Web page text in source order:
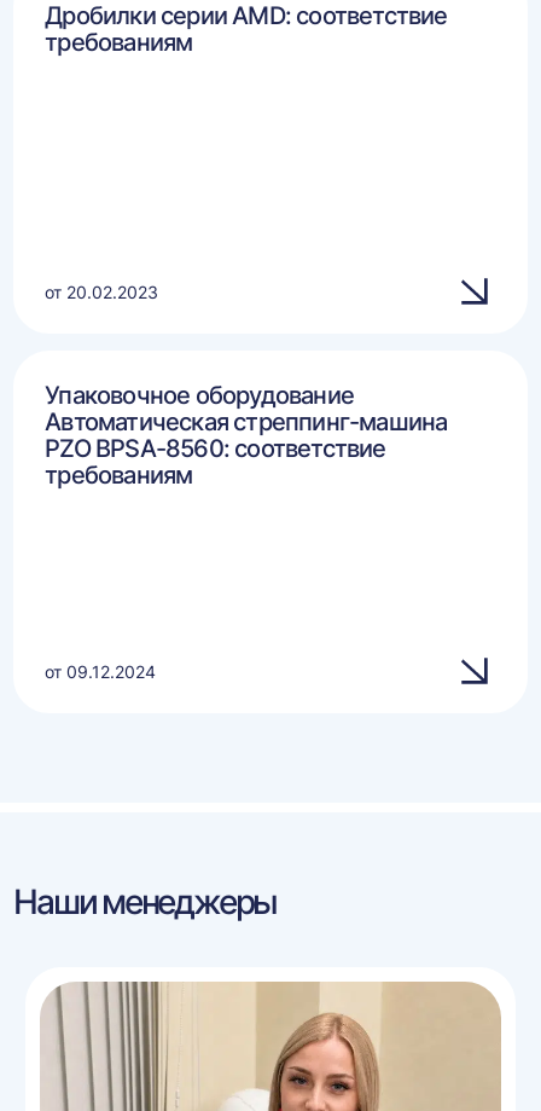
Дробилки серии AMD: соответствие
требованиям
от 20.02.2023
Упаковочное оборудование
Автоматическая стреппинг-машина
PZO BPSA-8560: соответствие
требованиям
от 09.12.2024
Наши менеджеры